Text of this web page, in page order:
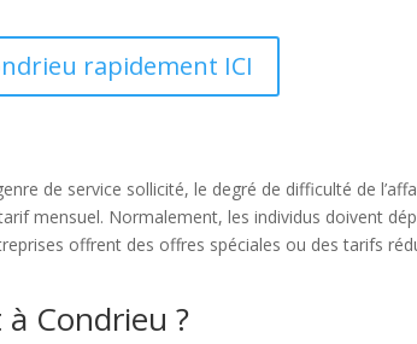
rapidement ICI
de service sollicité, le degré de difficulté de
mensuel. Normalement, les individus doivent
offrent des offres spéciales ou des tarifs
Condrieu ?